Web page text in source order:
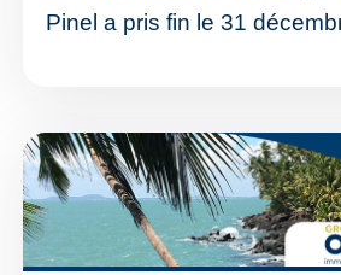
Pinel a pris fin le 31